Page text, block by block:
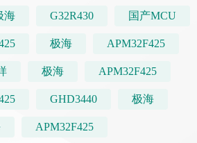
海 G32R430 国产MCU
极海 APM32F425
极海 APM32F425
GHD3440 极海
APM32F425